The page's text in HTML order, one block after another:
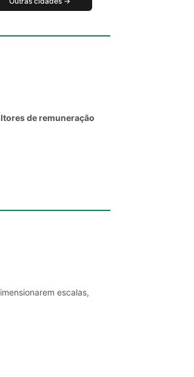
de remuneração
escalas,